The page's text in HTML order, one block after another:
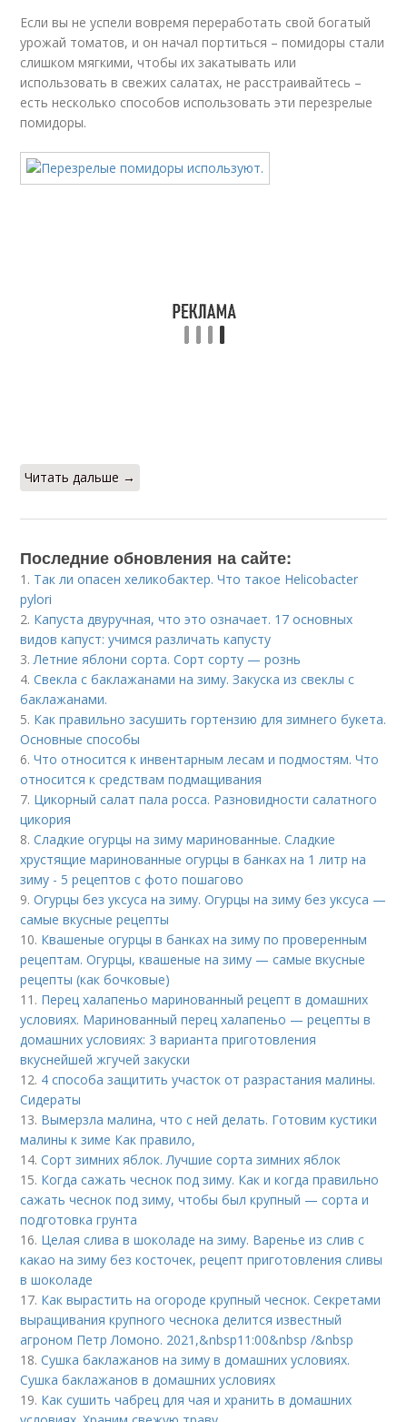
Если вы не успели вовремя переработать свой богатый
урожай томатов, и он начал портиться – помидоры стали
слишком мягкими, чтобы их закатывать или
использовать в свежих салатах, не расстраивайтесь –
есть несколько способов использовать эти перезрелые
помидоры.
Читать дальше →
Последние обновления на сайте:
1. Так ли опасен хеликобактер. Что такое Helicobacter
pylori
2. Капуста двуручная, что это означает. 17 основных
видов капуст: учимся различать капусту
3.Летние яблони сорта. Сорт сорту — рознь
4.Свекла с баклажанами на зиму. Закуска из свеклы с
баклажанами.
5. Как правильно засушить гортензию для зимнего букета.
Основные способы
6.Что относится к инвентарным лесам и подмостям. Что
относится к средствам подмащивания
7. Цикорный салат пала росса. Разновидности салатного
цикория
8.Сладкие огурцы на зиму маринованные. Сладкие
хрустящие маринованные огурцы в банках на 1 литр на
зиму - 5 рецептов с фото пошагово
9.Огурцы без уксуса на зиму. Огурцы на зиму без уксуса —
самые вкусные рецепты
10. Квашеные огурцы в банках на зиму по проверенным
рецептам. Огурцы, квашеные на зиму — самые вкусные
рецепты (как бочковые)
11. Перец халапеньо маринованный рецепт в домашних
условиях. Маринованный перец халапеньо — рецепты в
домашних условиях: 3 варианта приготовления
вкуснейшей жгучей закуски
12. 4 способа защитить участок от разрастания малины.
Сидераты
13. Вымерзла малина, что с ней делать. Готовим кустики
малины к зиме Как правило,
14.Сорт зимних яблок. Лучшие сорта зимних яблок
15. Когда сажать чеснок под зиму. Как и когда правильно
сажать чеснок под зиму, чтобы был крупный — сорта и
подготовка грунта
16. Целая слива в шоколаде на зиму. Варенье из слив с
какао на зиму без косточек, рецепт приготовления сливы
в шоколаде
17. Как вырастить на огороде крупный чеснок. Секретами
выращивания крупного чеснока делится известный
агроном Петр Ломоно. 2021,&nbsp11:00&nbsp /&nbsp
18.Сушка баклажанов на зиму в домашних условиях.
Сушка баклажанов в домашних условиях
19. Как сушить чабрец для чая и хранить в домашних